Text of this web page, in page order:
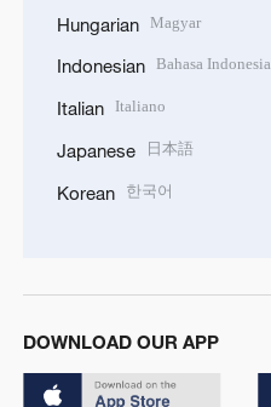
Hungarian Magyar
Indonesian Bahasa Indonesia
Italian Italiano
Japanese 日本語
Korean 한국어
DOWNLOAD OUR APP